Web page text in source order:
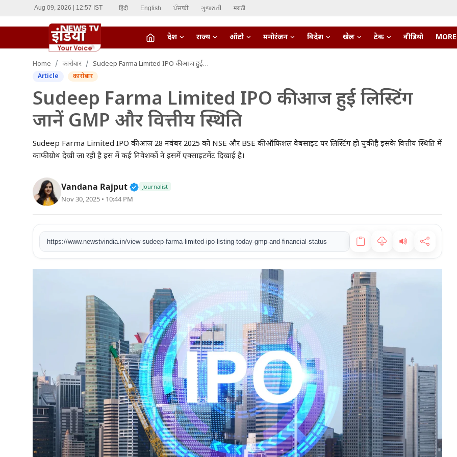
Aug 09, 2026 | 12:57 IST हिंदी English ਪੰਜਾਬੀ ગુજરાતી मराठी
देश राज्य ऑटो मनोरंजन विदेश खेल टेक वीडियो MORE
LIVE TV
मनोरंजन
Home कारोबार Sudeep Farma Limited IPO की आज हुई लिस्टिंग जानें GMP और वित्तीय स्थिति
Article कारोबार
Sudeep Farma Limited IPO की आज हुई लिस्टिंग
जानें GMP और वित्तीय स्थिति
Sudeep Farma Limited IPO की आज 28 नवंबर 2025 को NSE और BSE की ऑफिशल वेबसाइट पर लिस्टिंग हो चुकी है इसके वित्तीय स्थिति में
काफी ग्रोथ देखी जा रही है इस में कई निवेशकों ने इसमें एक्साइटमेंट दिखाई है।
Vandana Rajput Verified Public Figure • 27 Mar, 2026
Journalist
Nov 30, 2025 • 10:44 PM
https://www.newstvindia.in/view-sudeep-farma-limited-ipo-listing-today-gmp-and-financial-status